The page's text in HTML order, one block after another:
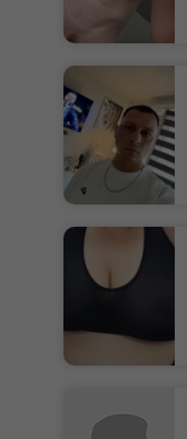
Teodo..., 43